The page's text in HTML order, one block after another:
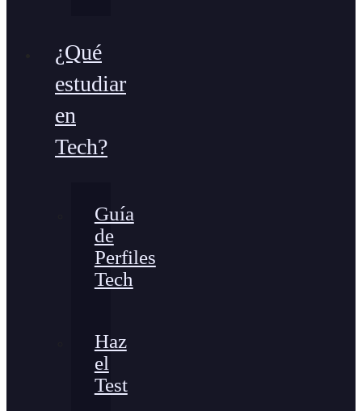
¿Qué
estudiar
en
Tech?
Guía
de
Perfiles
Tech
Haz
el
Test